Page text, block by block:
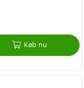
Køb nu